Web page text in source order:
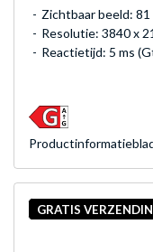
Zichtbaar beeld: 81
Resolutie: 3840 x
Reactietijd: 5 ms
GRATIS